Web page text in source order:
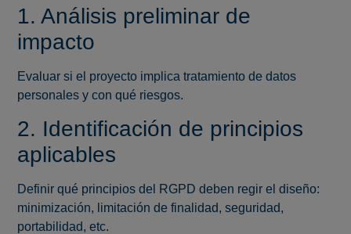
1. Análisis preliminar de
impacto
Evaluar si el proyecto implica tratamiento de datos
personales y con qué riesgos.
2. Identificación de principios
aplicables
Definir qué principios del RGPD deben regir el diseño:
minimización, limitación de finalidad, seguridad,
portabilidad, etc.